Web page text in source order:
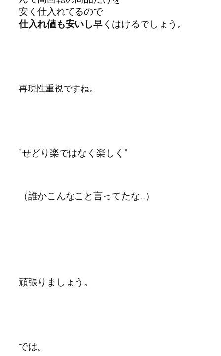
安く仕入れてるので
仕入れ値も安いし早くはけるでしょう。
再現性重視ですね。
”せどり楽ではなく楽しく”
（誰かこんなこと言ってたな…）
頑張りましょう。
では。